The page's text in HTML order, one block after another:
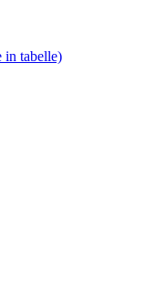
in tabelle)